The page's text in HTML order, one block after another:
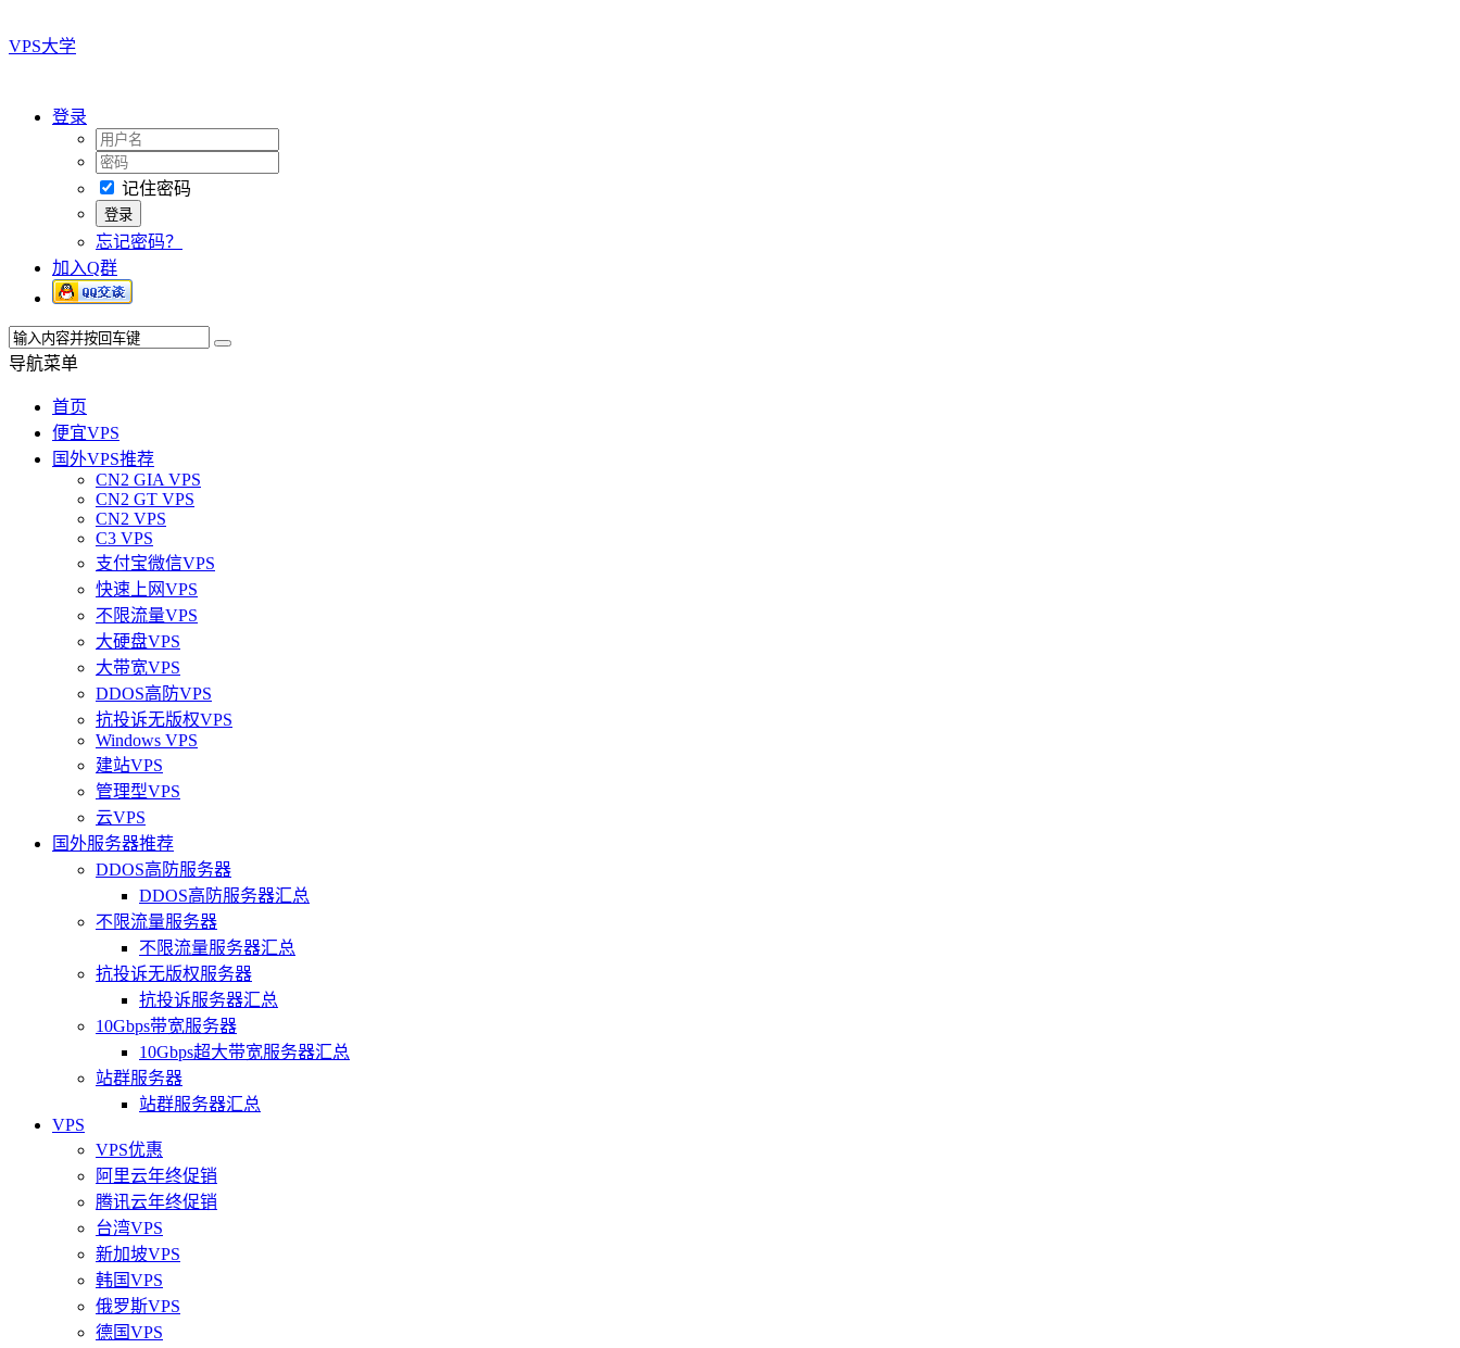
VPS大学
登录
记住密码
忘记密码？
加入Q群
导航菜单
首页
便宜VPS
国外VPS推荐
CN2 GIA VPS
CN2 GT VPS
CN2 VPS
C3 VPS
支付宝微信VPS
快速上网VPS
不限流量VPS
大硬盘VPS
大带宽VPS
DDOS高防VPS
抗投诉无版权VPS
Windows VPS
建站VPS
管理型VPS
云VPS
国外服务器推荐
DDOS高防服务器
DDOS高防服务器汇总
不限流量服务器
不限流量服务器汇总
抗投诉无版权服务器
抗投诉服务器汇总
10Gbps带宽服务器
10Gbps超大带宽服务器汇总
站群服务器
站群服务器汇总
VPS
VPS优惠
阿里云年终促销
腾讯云年终促销
台湾VPS
新加坡VPS
韩国VPS
俄罗斯VPS
德国VPS